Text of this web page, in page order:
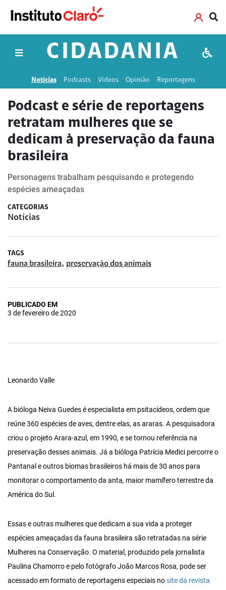
CIDADANIA
Notícias Podcasts Vídeos Opinião Reportagens
Podcast e série de reportagens
retratam mulheres que se
dedicam à preservação da fauna
brasileira
Personagens trabalham pesquisando e protegendo
espécies ameaçadas
CATEGORIAS
Notícias
TAGS
fauna brasileira, preservação dos animais
PUBLICADO EM
3 de fevereiro de 2020
Leonardo Valle
A bióloga Neiva Guedes é especialista em psitacídeos, ordem que
reúne 360 espécies de aves, dentre elas, as araras. A pesquisadora
criou o projeto Arara-azul, em 1990, e se tornou referência na
preservação desses animais. Já a bióloga Patrícia Medici percorre o
Pantanal e outros biomas brasileiros há mais de 30 anos para
monitorar o comportamento da anta, maior mamífero terrestre da
América do Sul.
Essas e outras mulheres que dedicam a sua vida a proteger
espécies ameaçadas da fauna brasileira são retratadas na série
Mulheres na Conservação. O material, produzido pela jornalista
Paulina Chamorro e pelo fotógrafo João Marcos Rosa, pode ser
acessado em formato de reportagens especiais nosite da revista